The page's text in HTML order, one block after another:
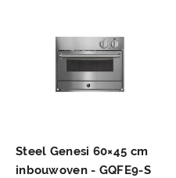
Steel Genesi 60×45 cm
inbouwoven - GQFE9-S